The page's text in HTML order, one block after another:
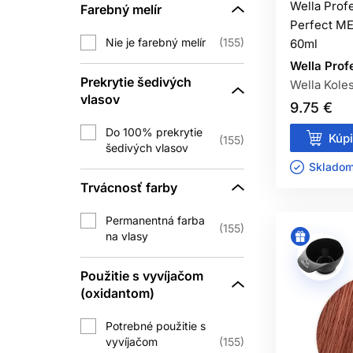
Tieto skupiny majú
Bežné odtiene Koleston Perfect
Blonde sa zvyčajne mieša 1
Pri bežných odtieňoch sa 6 %
Koleston Perfect môže pri
pridáva zodpovedajúci
Najprv určte, či klient požaduje
Farebný melír
Nie je farebný melír 155
Prekrytie šedivých
vlasov
Do 100% prekrytie
šedivých vlasov
155
Trvácnosť farby
Permanentná farba
na vlasy
155
Použitie s vyvíjačom
(oxidantom)
Potrebné použitie s
vyvíjačom
155
Wella
Perfect
60ml
Wella
Wella
9.75 €
Skladom